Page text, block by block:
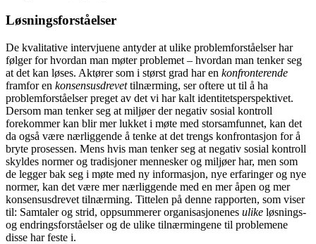
Løsningsforståelser
De kvalitative intervjuene antyder at ulike problemforståelser har
følger for hvordan man møter problemet – hvordan man tenker seg
at det kan løses. Aktører som i størst grad har en konfronterende
framfor en konsensusdrevettilnærming, ser oftere ut til å ha
problemforståelser preget av det vi har kalt identitetsperspektivet.
Dersom man tenker seg at miljøer der negativ sosial kontroll
forekommer kan blir mer lukket i møte med storsamfunnet, kan det
da også være nærliggende å tenke at det trengs konfrontasjon for å
bryte prosessen. Mens hvis man tenker seg at negativ sosial kontroll
skyldes normer og tradisjoner mennesker og miljøer har, men som
de legger bak seg i møte med ny informasjon, nye erfaringer og nye
normer, kan det være mer nærliggende med en mer åpen og mer
konsensusdrevet tilnærming. Tittelen på denne rapporten, som viser
til: Samtaler og strid, oppsummerer organisasjonenes ulike løsnings-
og endringsforståelser og de ulike tilnærmingene til problemene
disse har feste i.